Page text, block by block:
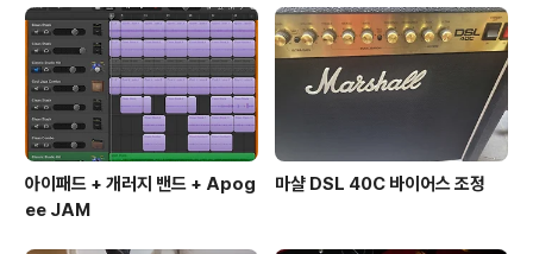
공산당 마크 찍혀있는 휴대용 보드카 잔. 그리고, 저건 솔로
부대 포스터에 있던 그림이죠. 길거리에 저런거 엄청나게
많이 팔더군요. 구소련 시대의 포스터들... 한국 개신교에서
선..
아이패드 + 개러지 밴드 + Apog
ee JAM
마샬 DSL 40C 바이어스 조정